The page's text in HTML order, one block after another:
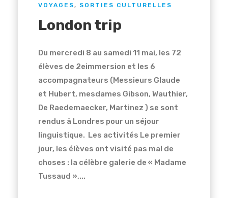
VOYAGES, SORTIES CULTURELLES
London trip
Du mercredi 8 au samedi 11 mai, les 72
élèves de 2eimmersion et les 6
accompagnateurs (Messieurs Glaude
et Hubert, mesdames Gibson, Wauthier,
De Raedemaecker, Martinez ) se sont
rendus à Londres pour un séjour
linguistique. Les activités Le premier
jour, les élèves ont visité pas mal de
choses : la célèbre galerie de « Madame
Tussaud »,...